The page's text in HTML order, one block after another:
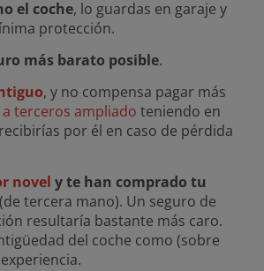
el coche, lo guardas en garaje y
protección.
más barato posible.
, y no compensa pagar más
terceros ampliado teniendo en
por él en caso de pérdida
novel y te han comprado tu
(de tercera mano). Un seguro de
resultaría bastante más caro.
del coche como (sobre